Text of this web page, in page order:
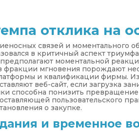
отклика на
связей и моментального
в критичный аспект
моментальной
фракции мгновения порождают
и квалификации фирмы.
веб-сайт, если загрузка
способна понизить
пользовательского
о закупке.
и временное